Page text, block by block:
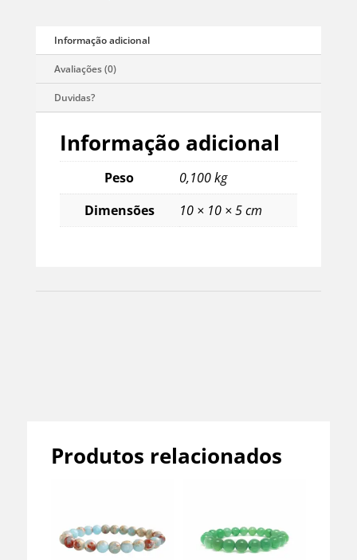
Informação adicional
Informação adicional
Peso
0,100 kg
Dimensões
10 × 10 × 5 cm
Produtos relacionados